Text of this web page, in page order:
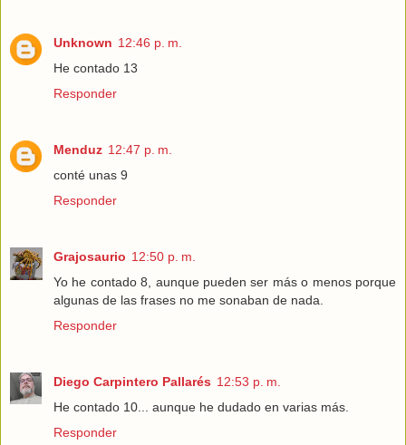
Unknown 12:46 p. m.
He contado 13
Responder
Menduz 12:47 p. m.
conté unas 9
Responder
Grajosaurio 12:50 p. m.
Yo he contado 8, aunque pueden ser más o menos porque
algunas de las frases no me sonaban de nada.
Responder
Diego Carpintero Pallarés 12:53 p. m.
He contado 10... aunque he dudado en varias más.
Responder